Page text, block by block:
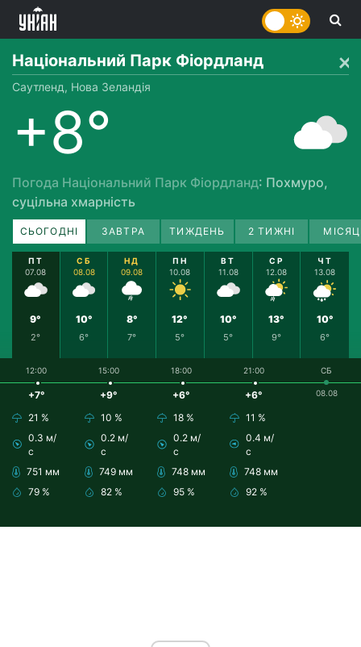
Національний Парк Фіордланд
Саутленд, Нова Зеландія
+8°
Погода Національний Парк Фіордланд: Похмуро,
суцільна хмарність
СЬОГОДНІ ЗАВТРА ТИЖДЕНЬ 2 ТИЖНІ
ПТ
07.08
9°
2°
СБ
08.08
10°
6°
НД
09.08
8°
7°
ПН
10.08
12°
5°
ВТ
11.08
10°
5°
СР
12.08
13°
9°
ЧТ
13.08
10°
6°
12:00
+7°
21 %
0.3 м/
с
751 мм
79 %
15:00
+9°
10 %
0.2 м/
с
749 мм
82 %
18:00
+6°
18 %
0.2 м/
с
748 мм
95 %
21:00
+6°
11 %
0.4 м/
с
748 мм
92 %
СБ
08.08